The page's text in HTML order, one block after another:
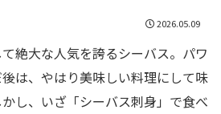
2026.05.09
絶大な人気を誇るシーバス。パワ
は、やはり美味しい料理にして味
し、いざ「シーバス刺身」で食べ